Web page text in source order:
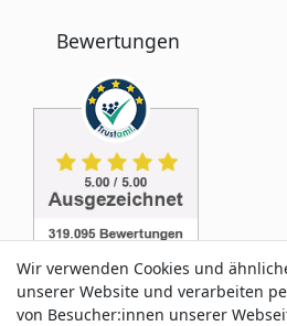
Bewertungen
Wir verwenden Cookies und
unserer Website und verarbeiten
von Besucher:innen unserer